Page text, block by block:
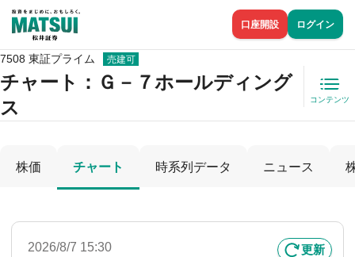
口座開設 ログイン
7508 東証プライム 売建可
チャート： Ｇ－７ホールディング
ス
コンテンツ
株価 チャート 時系列データ ニュース
2026/8/7 15:30 更新